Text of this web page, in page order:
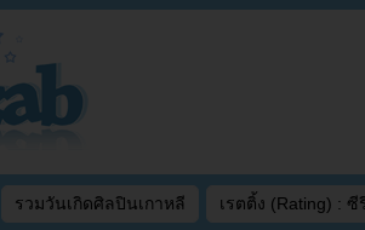
รวมวันเกิดศิลปินเกาหลี เรตติ้ง (Rating) : ซี